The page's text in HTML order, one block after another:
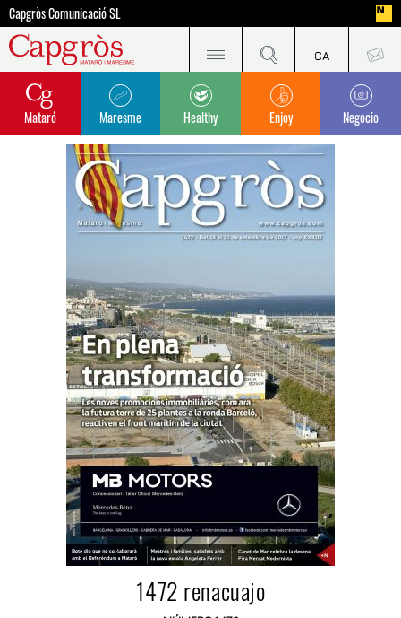
Capgròs Comunicació SL
Mataró Maresme Healthy Enjoy Negocio
1472 renacuajo